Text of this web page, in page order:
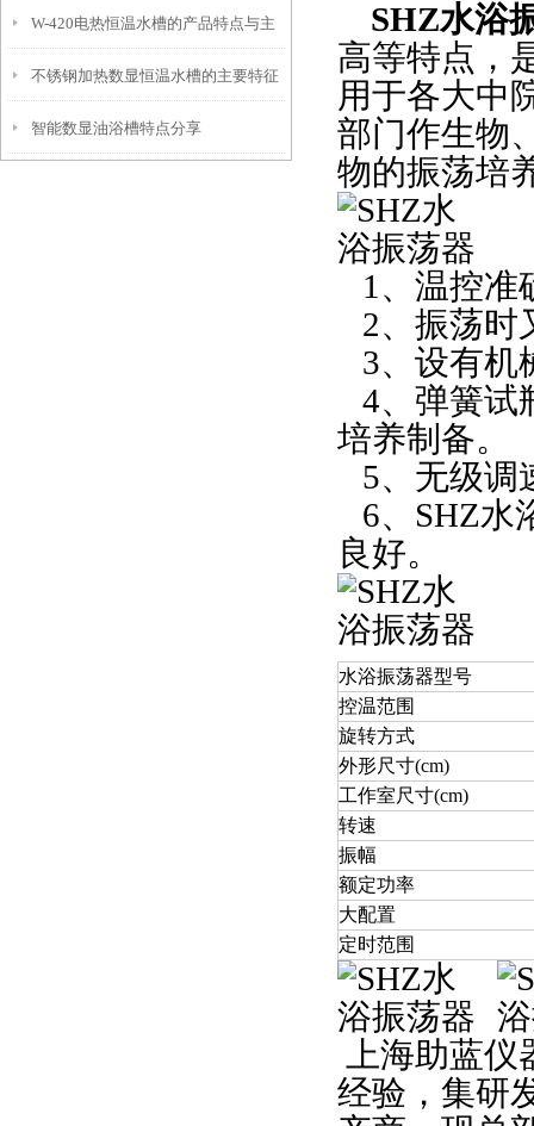
南
W-420电热恒温水槽的产品特点与主
要特征概述
不锈钢加热数显恒温水槽的主要特征
和维护使用
智能数显油浴槽特点分享
SHZ水浴
高等特点，
用于各大中
部门作生物
物的振荡培
1、温控准
2、振荡时
3、设有机
4、弹簧试
培养制备。
5、无级调
6、SHZ水
良好。
水浴振荡器型号
控温范围
旋转方式
外形尺寸(cm)
工作室尺寸(cm)
转速
振幅
额定功率
大配置
定时范围
上海助蓝
经验，集研